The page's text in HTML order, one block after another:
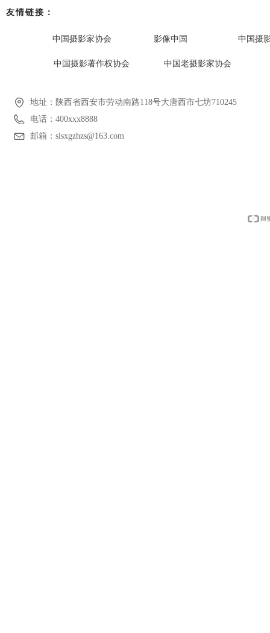
地址： 陕西省西安市劳动南路118号大唐西市七坊710245
电话： 400xxx8888
邮箱： slsxgzhzs@163.com
友情链接：
中国摄影家协会 影像中国 中国摄
中国摄影著作权协会 中国老摄影家协会